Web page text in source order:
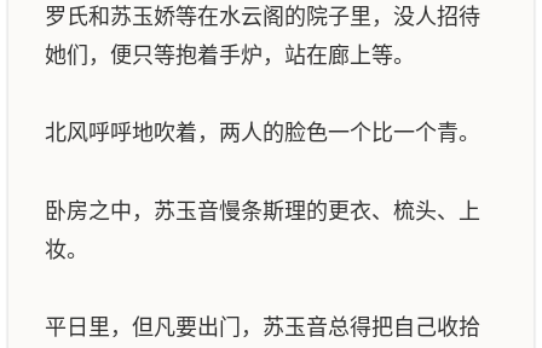
罗氏和苏玉娇等在水云阁的院子里，没人招待
她们，便只等抱着手炉，站在廊上等。
北风呼呼地吹着，两人的脸色一个比一个青。
卧房之中，苏玉音慢条斯理的更衣、梳头、上
妆。
平日里，但凡要出门，苏玉音总得把自己收拾